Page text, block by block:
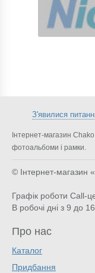
З'явилися
Інтернет-магазин
фотоальбоми і рамки.
© Інтернет-магазин
Графік роботи Call-
В робочі дні з 9 до 16
Про нас
Каталог
Придбання